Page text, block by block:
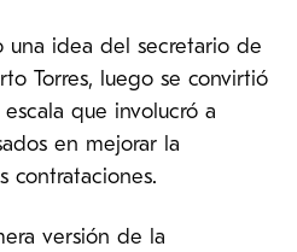
una idea del secretario de
Torres, luego se convirtió
que involucró a
​​en mejorar la
contrataciones.
versión de la